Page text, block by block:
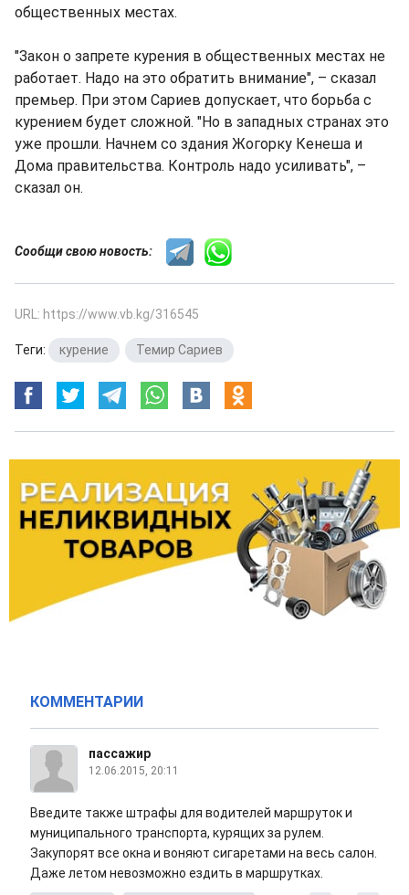
общественных местах.
"Закон о запрете курения в общественных местах не
работает. Надо на это обратить внимание", – сказал
премьер. При этом Сариев допускает, что борьба с
курением будет сложной. "Но в западных странах это
уже прошли. Начнем со здания Жогорку Кенеша и
Дома правительства. Контроль надо усиливать", –
сказал он.
Сообщи свою новость:
URL: https://www.vb.kg/316545
Теги: курение Темир Сариев
КОММЕНТАРИИ
пассажир
12.06.2015, 20:11
Введите также штрафы для водителей маршруток и
муниципального транспорта, курящих за рулем.
Закупорят все окна и воняют сигаретами на весь салон.
Даже летом невозможно ездить в маршрутках.